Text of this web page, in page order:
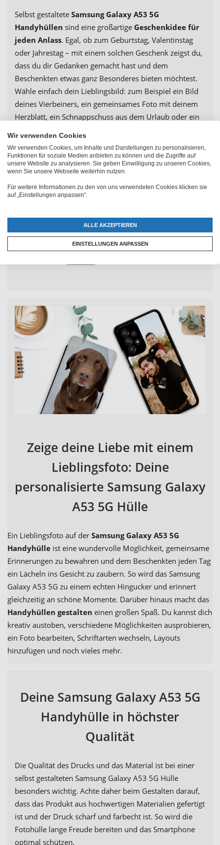
Selbst gestaltete Samsung Galaxy A53 5G
Handyhüllen sind eine großartige Geschenkidee für
jeden Anlass. Egal, ob zum Geburtstag, Valentinstag
oder Jahrestag – mit einem solchen Geschenk zeigst du,
dass du dir Gedanken gemacht hast und dem
Beschenkten etwas ganz Besonderes bieten möchtest.
Wähle einfach dein Lieblingsbild: zum Beispiel ein Bild
deines Vierbeiners, ein gemeinsames Foto mit deinem
Herzblatt, ein Schnappschuss aus dem Urlaub oder ein
Handyhülle zu gestalten.
Zeige deine Liebe mit einem
Lieblingsfoto: Deine
personalisierte Samsung Galaxy
A53 5G Hülle
Ein Lieblingsfoto auf der Samsung Galaxy A53 5G
Handyhülle ist eine wundervolle Möglichkeit, gemeinsame
Erinnerungen zu bewahren und dem Beschenkten jeden Tag
ein Lächeln ins Gesicht zu zaubern. So wird das Samsung
Galaxy A53 5G zu einem echten Hingucker und erinnert
gleichzeitig an schöne Momente. Darüber hinaus macht das
Handyhüllen gestalten einen großen Spaß. Du kannst dich
kreativ austoben, verschiedene Möglichkeiten ausprobieren,
ein Foto bearbeiten, Schriftarten wechseln, Layouts
hinzufügen und noch vieles mehr.
Deine Samsung Galaxy A53 5G
Handyhülle in höchster
Qualität
Die Qualität des Drucks und das Material ist bei einer
selbst gestalteten Samsung Galaxy A53 5G Hülle
besonders wichtig. Achte daher beim Gestalten darauf,
dass das Produkt aus hochwertigen Materialien gefertigt
ist und der Druck scharf und farbecht ist. So wird die
Fotohülle lange Freude bereiten und das Smartphone
optimal schützen.
Wir verwenden Cookies
Wir verwenden Cookies, um Inhalte und Darstellungen zu personalisieren,
Funktionen für soziale Medien anbieten zu können und die Zugriffe auf
unsere Website zu analysieren. Sie geben Einwilligung zu unseren Cookies,
wenn Sie unsere Webseite weiterhin nutzen.
Für weitere Informationen zu den von uns verwendeten Cookies klicken sie
auf „Einstellungen anpassen“.
ALLE AKZEPTIEREN
EINSTELLUNGEN ANPASSEN